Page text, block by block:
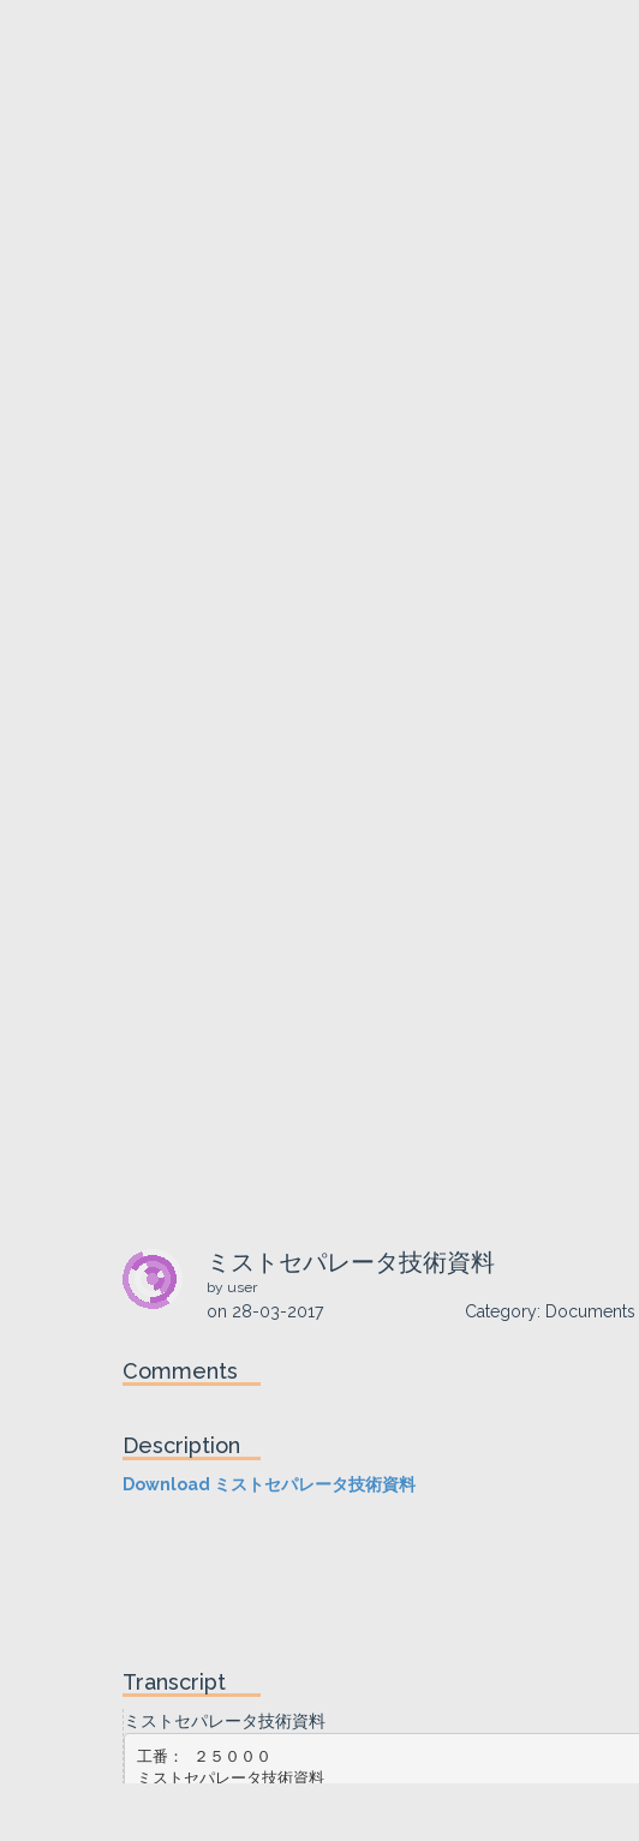
ミストセパレータ技術資料
by user
on 28-03-2017 Category: Documents
Comments
Description
Download ミストセパレータ技術資料
Transcript
ミストセパレータ技術資料
工番： ２５０００
ミストセパレータ技術資料